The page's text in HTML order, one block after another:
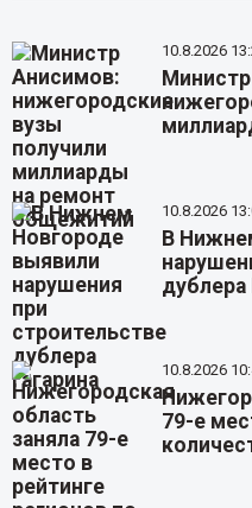
10.8.2026
10.8.2026
В
дублера
10.8.2026
79-е